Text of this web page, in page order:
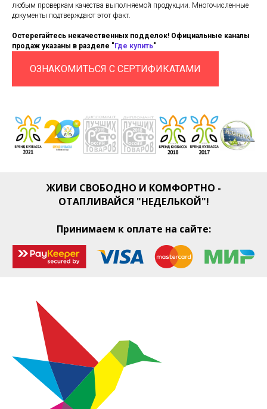
любым проверкам качества выполняемой продукции. Многочисленные
документы подтверждают этот факт.
Остерегайтесь некачественных подделок! Официальные каналы
продаж указаны в разделе "Где купить"
ОЗНАКОМИТЬСЯ С СЕРТИФИКАТАМИ
ЖИВИ СВОБОДНО И КОМФОРТНО -
ОТАПЛИВАЙСЯ "НЕДЕЛЬКОЙ"!
Принимаем к оплате на сайте: